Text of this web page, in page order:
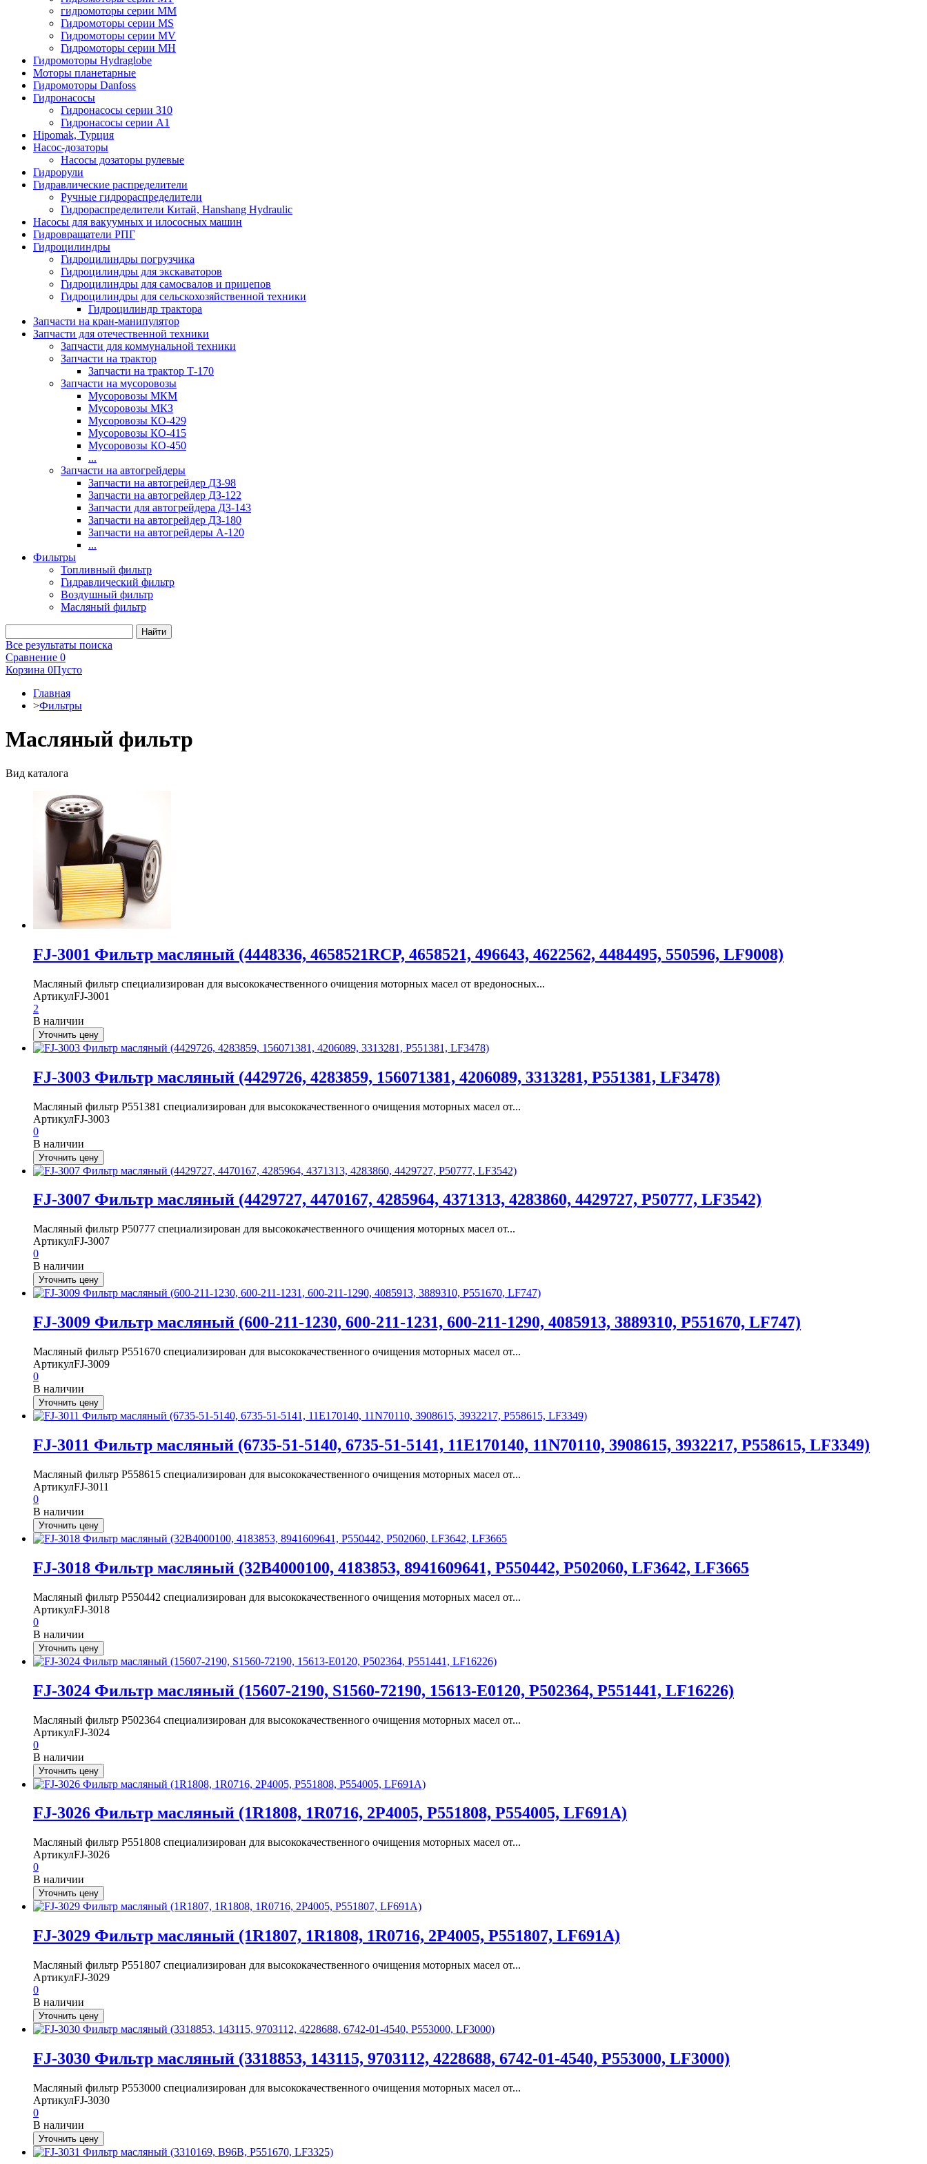
гидромоторы серии MM
Гидромоторы серии MS
Гидромоторы серии MV
Гидромоторы серии MH
Гидромоторы Hydraglobe
Моторы планетарные
Гидромоторы Danfoss
Гидронасосы
Гидронасосы серии 310
Гидронасосы серии А1
Hipomak, Турция
Насос-дозаторы
Насосы дозаторы рулевые
Гидрорули
Гидравлические распределители
Ручные гидрораспределители
Гидрораспределители Китай, Hanshang Hydraulic
Насосы для вакуумных и илососных машин
Гидровращатели РПГ
Гидроцилиндры
Гидроцилиндры погрузчика
Гидроцилиндры для экскаваторов
Гидроцилиндры для самосвалов и прицепов
Гидроцилиндры для сельскохозяйственной техники
Гидроцилиндр трактора
Запчасти на кран-манипулятор
Запчасти для отечественной техники
Запчасти для коммунальной техники
Запчасти на трактор
Запчасти на трактор Т-170
Запчасти на мусоровозы
Мусоровозы МКМ
Мусоровозы МКЗ
Мусоровозы КО-429
Мусоровозы КО-415
Мусоровозы КО-450
...
Запчасти на автогрейдеры
Запчасти на автогрейдер ДЗ-98
Запчасти на автогрейдер ДЗ-122
Запчасти для автогрейдера ДЗ-143
Запчасти на автогрейдер ДЗ-180
Запчасти на автогрейдеры А-120
...
Фильтры
Топливный фильтр
Гидравлический фильтр
Воздушный фильтр
Масляный фильтр
Все результаты поиска
Сравнение 0
Корзина 0Пусто
Главная
>Фильтры
Масляный фильтр
Вид каталога
FJ-3001 Фильтр масляный (4448336, 4658521RCP, 4658521, 496643, 4622562, 4484495, 550596, LF9008)
Масляный фильтр специализирован для высококачественного очищения моторных масел от вредоносных...
АртикулFJ-3001
2
В наличии
Уточнить цену
FJ-3003 Фильтр масляный (4429726, 4283859, 156071381, 4206089, 3313281, P551381, LF3478)
Масляный фильтр P551381 специализирован для высококачественного очищения моторных масел от...
АртикулFJ-3003
0
В наличии
Уточнить цену
FJ-3007 Фильтр масляный (4429727, 4470167, 4285964, 4371313, 4283860, 4429727, P50777, LF3542)
Масляный фильтр P50777 специализирован для высококачественного очищения моторных масел от...
АртикулFJ-3007
0
В наличии
Уточнить цену
FJ-3009 Фильтр масляный (600-211-1230, 600-211-1231, 600-211-1290, 4085913, 3889310, P551670, LF747)
Масляный фильтр P551670 специализирован для высококачественного очищения моторных масел от...
АртикулFJ-3009
0
В наличии
Уточнить цену
FJ-3011 Фильтр масляный (6735-51-5140, 6735-51-5141, 11Е170140, 11N70110, 3908615, 3932217, P558615, LF3349)
Масляный фильтр P558615 специализирован для высококачественного очищения моторных масел от...
АртикулFJ-3011
0
В наличии
Уточнить цену
FJ-3018 Фильтр масляный (32B4000100, 4183853, 8941609641, P550442, P502060, LF3642, LF3665
Масляный фильтр P550442 специализирован для высококачественного очищения моторных масел от...
АртикулFJ-3018
0
В наличии
Уточнить цену
FJ-3024 Фильтр масляный (15607-2190, S1560-72190, 15613-E0120, P502364, P551441, LF16226)
Масляный фильтр P502364 специализирован для высококачественного очищения моторных масел от...
АртикулFJ-3024
0
В наличии
Уточнить цену
FJ-3026 Фильтр масляный (1R1808, 1R0716, 2P4005, P551808, P554005, LF691A)
Масляный фильтр P551808 специализирован для высококачественного очищения моторных масел от...
АртикулFJ-3026
0
В наличии
Уточнить цену
FJ-3029 Фильтр масляный (1R1807, 1R1808, 1R0716, 2P4005, P551807, LF691A)
Масляный фильтр P551807 специализирован для высококачественного очищения моторных масел от...
АртикулFJ-3029
0
В наличии
Уточнить цену
FJ-3030 Фильтр масляный (3318853, 143115, 9703112, 4228688, 6742-01-4540, P553000, LF3000)
Масляный фильтр P553000 специализирован для высококачественного очищения моторных масел от...
АртикулFJ-3030
0
В наличии
Уточнить цену